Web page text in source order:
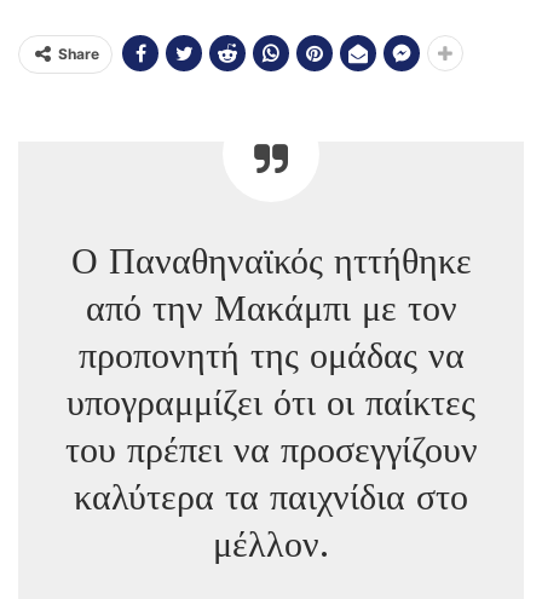
Share
Ο Παναθηναϊκός ηττήθηκε
από την Μακάμπι με τον
προπονητή της ομάδας να
υπογραμμίζει ότι οι παίκτες
του πρέπει να προσεγγίζουν
καλύτερα τα παιχνίδια στο
μέλλον.